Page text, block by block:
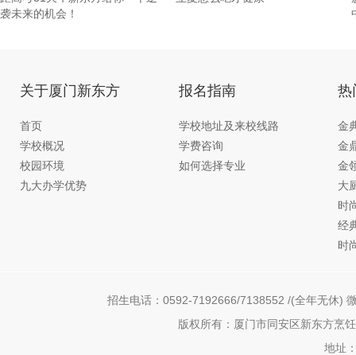
袭未来的机会！
关于厦门新东方
首页
学校概况
校园环境
九大办学优势
报名指南
学校地址及来校线路
学费咨询
如何选择专业
热
金
金
金
大
时
经
时
招生电话：0592-7192666/7138552 /(全年无休)
版权所有：厦门市同安区新东方烹
地址